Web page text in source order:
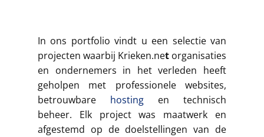
In ons portfolio vindt u een selectie van
projecten waarbij Krieken.net organisaties
en ondernemers in het verleden heeft
geholpen met professionele websites,
betrouwbare hosting en technisch
beheer. Elk project was maatwerk en
afgestemd op de doelstellingen van de